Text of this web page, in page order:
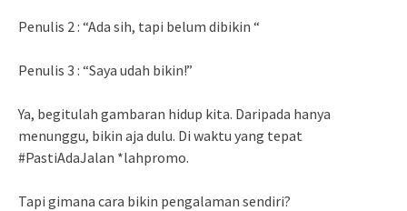
Penulis 2 : “Ada sih, tapi belum dibikin “
Penulis 3 : “Saya udah bikin!”
Ya, begitulah gambaran hidup kita. Daripada hanya
menunggu, bikin aja dulu. Di waktu yang tepat
#PastiAdaJalan *lahpromo.
Tapi gimana cara bikin pengalaman sendiri?